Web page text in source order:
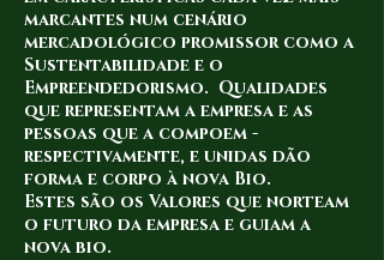
marcantes num cenário
mercadológico promissor como a
Sustentabilidade e o
Empreendedorismo. Qualidades
que representam a empresa e as
pessoas que a compoem -
respectivamente, e unidas dão
forma e corpo à nova Bio.
Estes são os Valores que norteam
o futuro da empresa e guiam a
nova bio.